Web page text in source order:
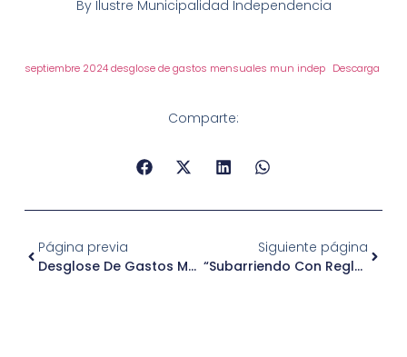
ByIlustre Municipalidad Independencia
septiembre 2024 desglose de gastos mensuales mun indep Descarga
Comparte:
Página previa
Desglose De Gastos Mensuales Agosto 2024
Siguiente página
“Subarriendo Con Reglas Claras” Independencia Aprueba Nueva Ordenanza Que Regula El Multiarriendo En Viviendas